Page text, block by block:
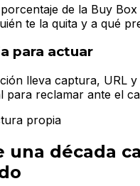
de la Buy
te la quita y a qué
para actuar
lleva captura, URL
para reclamar ante el
propia
una década